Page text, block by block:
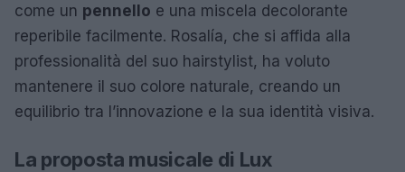
come un pennello e una miscela decolorante
reperibile facilmente. Rosalía, che si affida alla
professionalità del suo hairstylist, ha voluto
mantenere il suo colore naturale, creando un
equilibrio tra l’innovazione e la sua identità visiva.
La proposta musicale di Lux